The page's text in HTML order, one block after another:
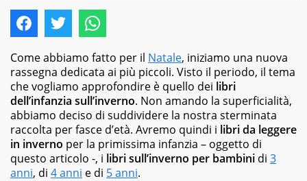
autrice,
editor
copywriter
per
case
editrici,
magazine
e
siti
web,
specializzata
in
Come abbiamo fatto per il Natale, iniziamo una nuova
rassegna dedicata ai più piccoli. Visto il periodo, il tema
che vogliamo approfondire è quello dei libri
dell’infanzia sull’inverno. Non amando la superficialità,
abbiamo deciso di suddividere la nostra sterminata
raccolta per fasce d’età. Avremo quindi i libri da leggere
in inverno per la primissima infanzia – oggetto di
questo articolo -, i libri sull’inverno per bambini di 3
anni, di 4 anni e di 5 anni.